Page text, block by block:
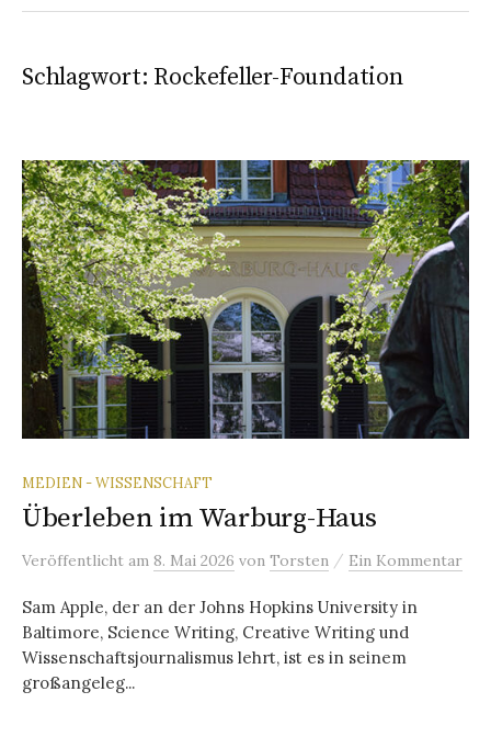
Schlagwort: Rockefeller-Foundation
MEDIEN - WISSENSCHAFT
Überleben im Warburg-Haus
Veröffentlicht am 8. Mai 2026 von Torsten / Ein Kommentar
Sam Apple, der an der Johns Hopkins University in
Baltimore, Science Writing, Creative Writing und
Wissenschaftsjournalismus lehrt, ist es in seinem
großangeleg...